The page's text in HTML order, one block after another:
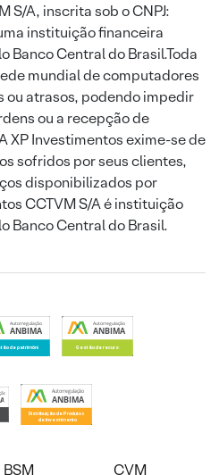
S/A, inscrita sob o CNPJ:
instituição financeira
Banco Central do Brasil.Toda
mundial de computadores
ou atrasos, podendo impedir
ou a recepção de
XP Investimentos exime-se de
sofridos por seus clientes,
disponibilizados por
CCTVM S/A é instituição
Banco Central do Brasil.
BSM CVM